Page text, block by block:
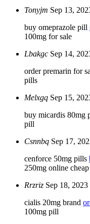
Tonyjm Sep 13,
buy omeprazole pill
100mg for sale
Lbakgc Sep 14,
order premarin for
pills
Melxgq Sep 15,
buy micardis 80mg
pill
Csnnbq Sep 17,
cenforce 50mg pills
250mg online cheap
Rrzriz Sep 18,
cialis 20mg brand
100mg pill